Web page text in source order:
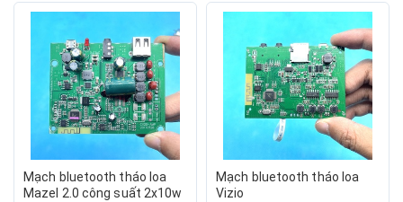
Mạch bluetooth tháo loa
Mazel 2.0 công suất 2x10w
Mạch bluetooth tháo loa
Vizio